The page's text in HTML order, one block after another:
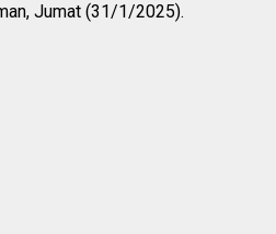
Jumat (31/1/2025).